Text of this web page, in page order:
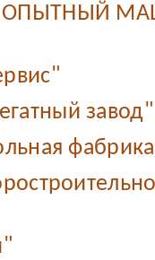
ОПЫТНЫЙ
завод"